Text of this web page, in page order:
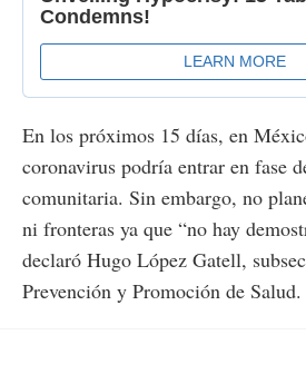
En los próximos 15 días, en
coronavirus podría entrar en fase
comunitaria. Sin embargo, no
ni fronteras ya que “no hay
declaró Hugo López Gatell,
Prevención y Promoción de Salud.